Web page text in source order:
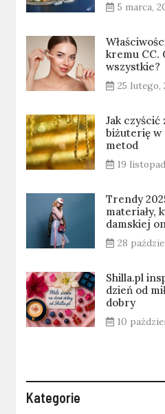
5 marca,
kremu CC.
wszystkie?
25 lutego,
Jak czyścić
biżuterię w
metod
19
Trendy
materiały,
damskiej
28
Shilla.pl
dzień od
dobry
10
Kategorie